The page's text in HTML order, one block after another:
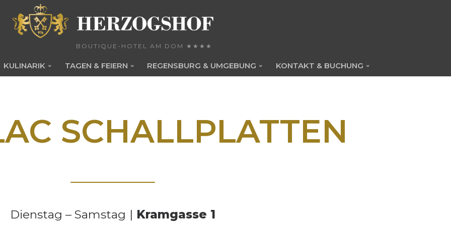
BOUTIQUE-HOTEL AM DOM ★★★★
KULINARIK TAGEN & FEIERN REGENSBURG & UMGEBUNG KONTAKT & BUCHUNG
SCHALLPLATTEN
Dienstag – Samstag | Kramgasse 1